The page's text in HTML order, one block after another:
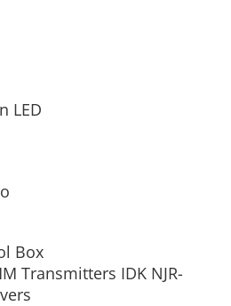
LED
Box
Transmitters IDK NJR-